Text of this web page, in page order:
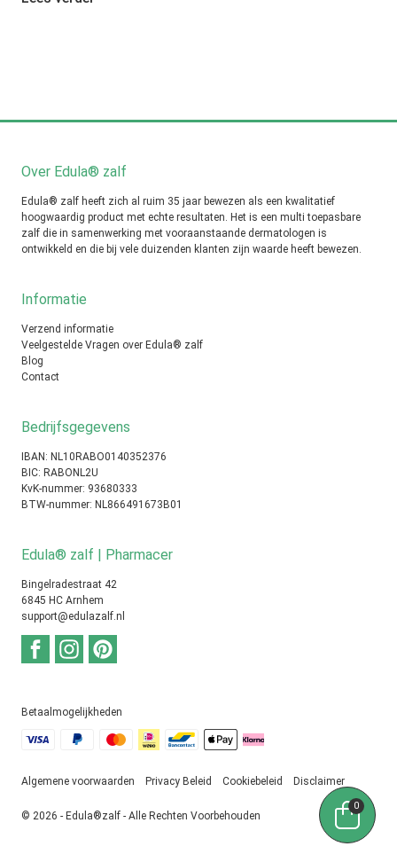
Over Edula® zalf
Edula® zalf heeft zich al ruim 35 jaar bewezen als een kwalitatief
hoogwaardig product met echte resultaten. Het is een multi toepasbare
zalf die in samenwerking met vooraanstaande dermatologen is
ontwikkeld en die bij vele duizenden klanten zijn waarde heeft bewezen.
Informatie
Verzend informatie
Veelgestelde Vragen over Edula® zalf
Blog
Contact
Bedrijfsgegevens
IBAN: NL10RABO0140352376
BIC: RABONL2U
KvK-nummer: 93680333
BTW-nummer: NL866491673B01
Edula® zalf | Pharmacer
Bingelradestraat 42
6845 HC Arnhem
support@edulazalf.nl
Betaalmogelijkheden
© 2026 - Edula®zalf - Alle Rechten Voorbehouden
Algemene voorwaarden Privacy Beleid Cookiebeleid Disclaimer
0